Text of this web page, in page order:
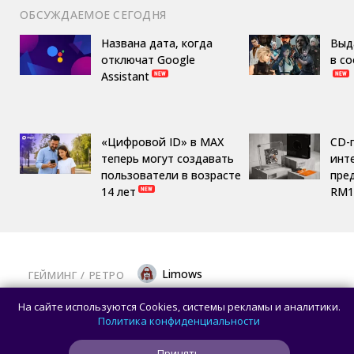
ОБСУЖДАЕМОЕ СЕГОДНЯ
Названа дата, когда
отключат Google
Assistant
«Цифровой ID» в MAX
теперь могут создавать
пользователи в возрасте
14 лет
в
CD-
RM1
ГЕЙМИНГ / РЕТРО Limows
Коллекционеры, готовьте кошельки: Taito
и Famitsu анонсировали трансляцию
о расширении библиотеки аркадной Egret
На сайте используются Cookies, системы рекламы и аналитики.
Политика конфиденциальности